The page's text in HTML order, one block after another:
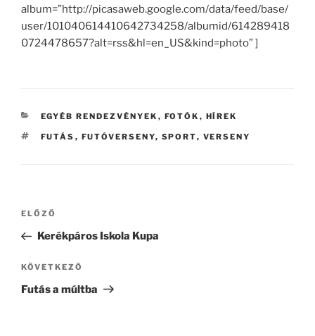
album=”http://picasaweb.google.com/data/feed/base/
user/101040614410642734258/albumid/614289418
0724478657?alt=rss&hl=en_US&kind=photo” ]
KATEGÓRIÁK
EGYÉB RENDEZVÉNYEK , FOTÓK , HÍREK
CÍMKÉK
FUTÁS , FUTÓVERSENY, SPORT, VERSENY
Bejegyzés
Korábbi
bejegyzés
ELŐZŐ
Kerékpáros Iskola Kupa
Következő
bejegyzés
KÖVETKEZŐ
Futás a múltba